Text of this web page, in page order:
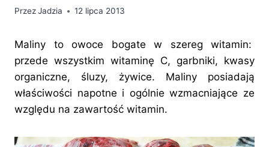
PrzezJadzia 12 lipca 2013
Maliny to owoce bogate w szereg witamin:
przede wszystkim witaminę C, garbniki, kwasy
organiczne, śluzy, żywice. Maliny posiadają
właściwości napotne i ogólnie wzmacniające ze
względu na zawartość witamin.